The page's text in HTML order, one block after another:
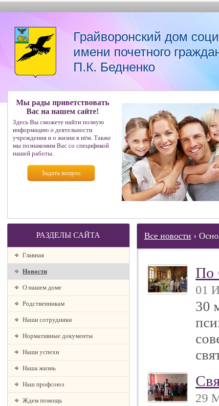
Грайворонский дом
имени почетного
П.К. Бедненко
Мы рады приветствовать
Вас на нашем сайте!
Здесь Вы сможете найти полную
информацию о деятельности
учреждения и о жизни в нём. Также
мы познакомим Вас со спецификой
нашей работы.
Задать вопрос
РАЗДЕЛЫ САЙТА
Главная
Новости
О нашем доме
Родственникам
Наши сотрудники
Нормативные документы
Наши успехи
Наша жизнь
Наш профсоюз
Ждем помощь
Все новости ›
По
01
30
29